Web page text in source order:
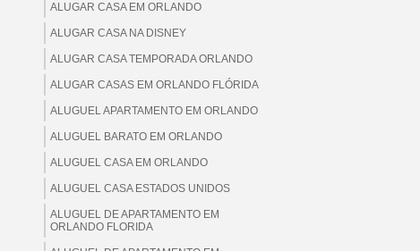
ALUGAR CASA EM ORLANDO
ALUGAR CASA NA DISNEY
ALUGAR CASA TEMPORADA ORLANDO
ALUGAR CASAS EM ORLANDO FLÓRIDA
ALUGUEL APARTAMENTO EM ORLANDO
ALUGUEL BARATO EM ORLANDO
ALUGUEL CASA EM ORLANDO
ALUGUEL CASA ESTADOS UNIDOS
ALUGUEL DE APARTAMENTO EM
ORLANDO FLORIDA